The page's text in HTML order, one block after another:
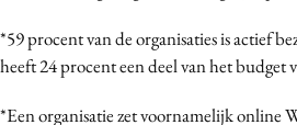
*59 procent van de organisaties is actief
heeft 24 procent een deel van het budget
*Een organisatie zet voornamelijk online